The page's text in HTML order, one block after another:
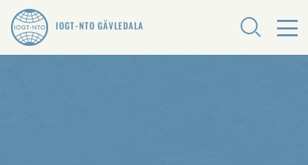
IOGT-NTO GÄVLEDALA